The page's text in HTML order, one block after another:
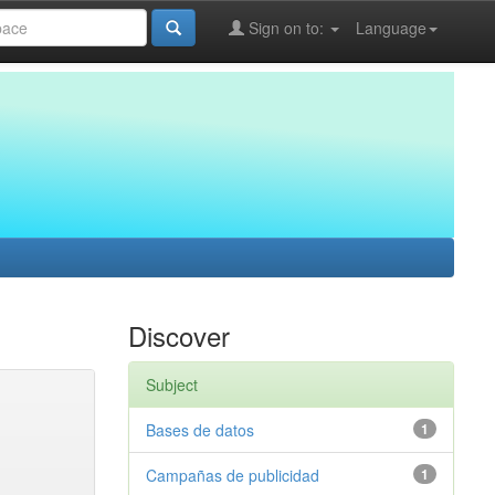
Language
Sign on to:
Discover
Subject
1
Bases de datos
1
Campañas de publicidad